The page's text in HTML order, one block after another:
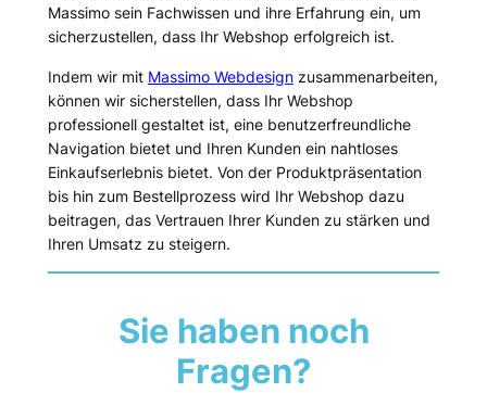
Massimo sein Fachwissen und ihre Erfahrung ein, um
sicherzustellen, dass Ihr Webshop erfolgreich ist.
Indem wir mit Massimo Webdesignzusammenarbeiten,
können wir sicherstellen, dass Ihr Webshop
professionell gestaltet ist, eine benutzerfreundliche
Navigation bietet und Ihren Kunden ein nahtloses
Einkaufserlebnis bietet. Von der Produktpräsentation
bis hin zum Bestellprozess wird Ihr Webshop dazu
beitragen, das Vertrauen Ihrer Kunden zu stärken und
Ihren Umsatz zu steigern.
Sie haben noch
Fragen?